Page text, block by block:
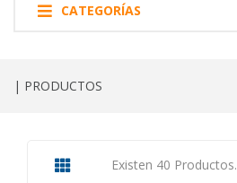
CATEGORÍAS
| PRODUCTOS
Existen 40 Productos.